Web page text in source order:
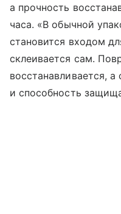
а прочность
часа. «В обычной
становится входом
склеивается сам.
восстанавливается,
и способность